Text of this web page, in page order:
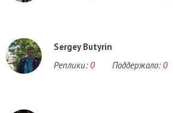
Sergey Butyrin
Реплики: 0 Поддержало: 0